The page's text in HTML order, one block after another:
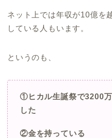
ネット上では年収が10億を
している人もいます。
というのも、
①ヒカル生誕祭で3200
した
②金を持っている